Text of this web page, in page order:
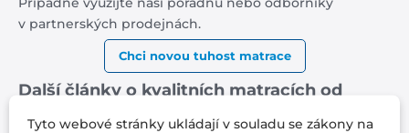
v partnerských prodejnách.
Chci novou tuhost matrace
Další články o kvalitních matracích od
českého výrobce a tuhosti matrací:
Tyto webové stránky ukládají v souladu se zákony na